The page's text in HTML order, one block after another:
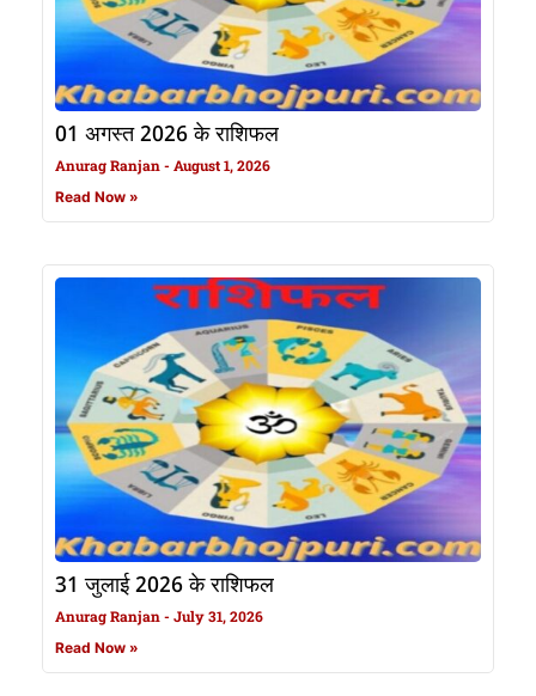
01 अगस्त 2026 के राशिफल
Anurag Ranjan August 1, 2026
Read Now »
31 जुलाई 2026 के राशिफल
Anurag Ranjan July 31, 2026
Read Now »